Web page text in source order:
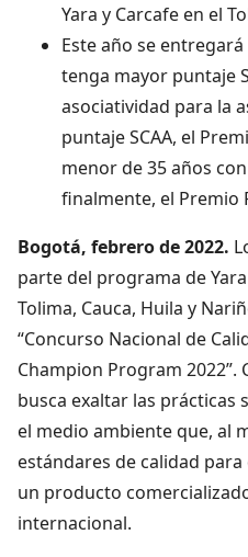
Yara y Carcafe en el
Este año se
tenga mayor puntaje
asociatividad para la
puntaje SCAA, el
menor de 35 años
finalmente, el Premio
Bogotá, febrero de 2022.
parte del programa de
Tolima, Cauca, Huila y
“Concurso Nacional de
Champion Program
busca exaltar las prácticas
el medio ambiente que, al
estándares de calidad
un producto
internacional.